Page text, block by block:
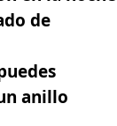
de
anillo